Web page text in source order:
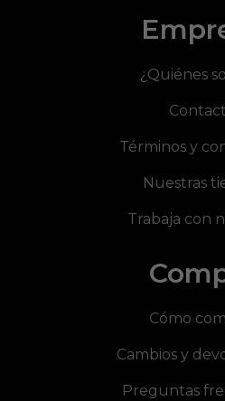
¿Quiénes
Términos y
Nuestras
Trabaja con
Cómo
Cambios y
Preguntas